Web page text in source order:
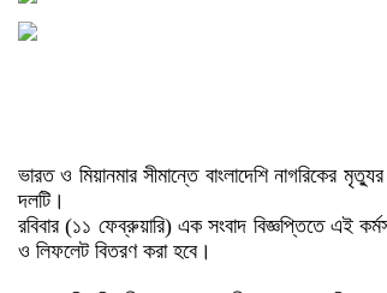
ভারত ও মিয়ানমার সীমান্তে বাংলাদেশি নাগরিকের
দলটি।
রবিবার (১১ ফেব্রুয়ারি) এক সংবাদ বিজ্ঞপ্তিতে এই
ও লিফলেট বিতরণ করা হবে।